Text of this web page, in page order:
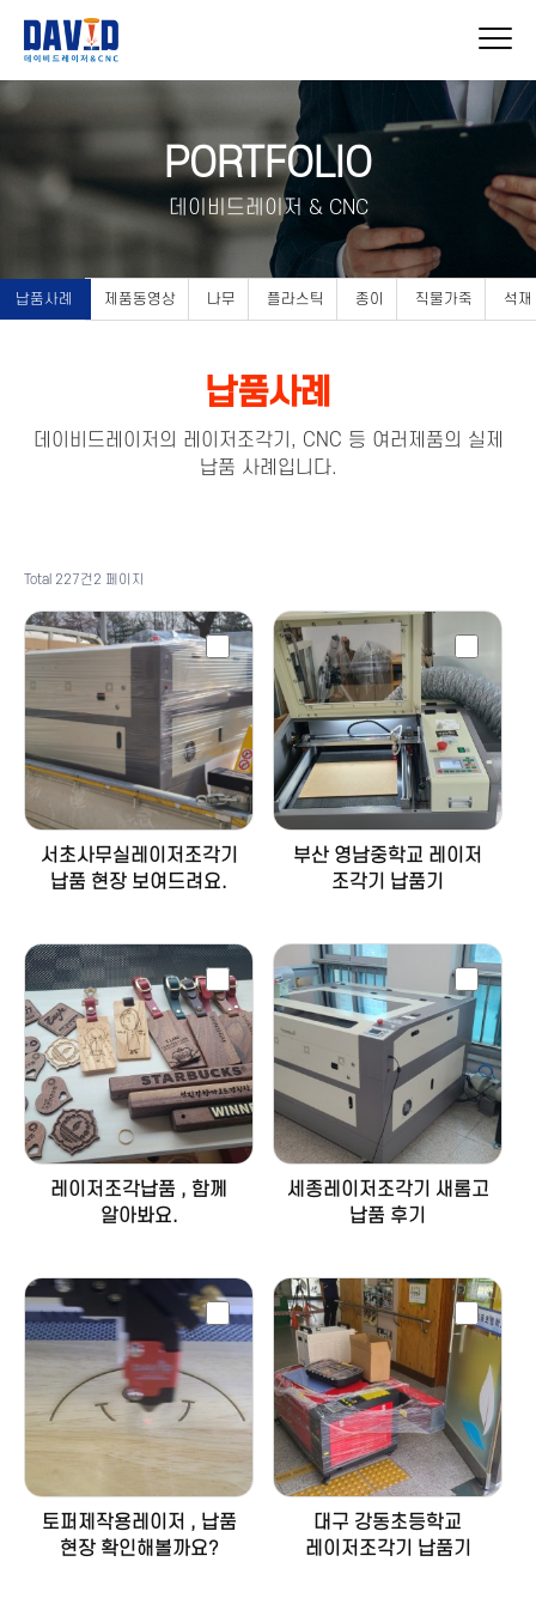
PORTFOLIO
데이비드레이저 & CNC
납품사례 제품동영상 나무 플라스틱 종이 직물가죽 석재
납품사례
데이비드레이저의 레이저조각기, CNC 등 여러제품의 실제
납품 사례입니다.
Total 227건 2 페이지
서초사무실레이저조각기
납품 현장 보여드려요.
부산 영남중학교 레이저
조각기 납품기
레이저조각납품 , 함께
알아봐요.
세종레이저조각기 새롬고
납품 후기
토퍼제작용레이저 , 납품
현장 확인해볼까요?
대구 강동초등학교
레이저조각기 납품기